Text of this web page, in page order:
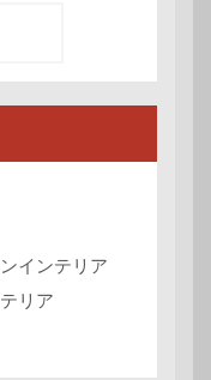
インテリア
リア